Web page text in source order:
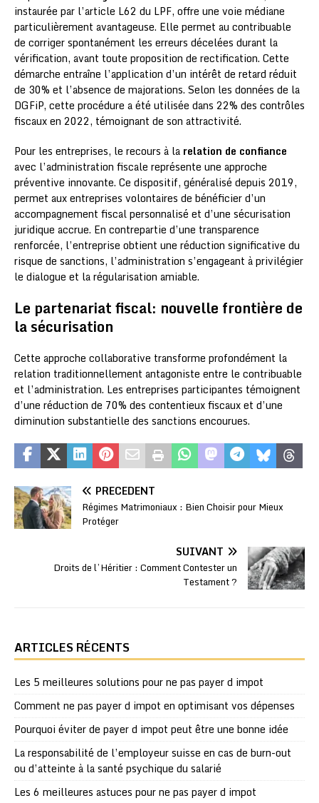
instaurée par l’article L62 du LPF, offre une voie médiane
particulièrement avantageuse. Elle permet au contribuable
de corriger spontanément les erreurs décelées durant la
vérification, avant toute proposition de rectification. Cette
démarche entraîne l’application d’un intérêt de retard réduit
de 30% et l’absence de majorations. Selon les données de la
DGFiP, cette procédure a été utilisée dans 22% des contrôles
fiscaux en 2022, témoignant de son attractivité.
Pour les entreprises, le recours à la relation de confiance
avec l’administration fiscale représente une approche
préventive innovante. Ce dispositif, généralisé depuis 2019,
permet aux entreprises volontaires de bénéficier d’un
accompagnement fiscal personnalisé et d’une sécurisation
juridique accrue. En contrepartie d’une transparence
renforcée, l’entreprise obtient une réduction significative du
risque de sanctions, l’administration s’engageant à privilégier
le dialogue et la régularisation amiable.
Le partenariat fiscal: nouvelle frontière de
la sécurisation
Cette approche collaborative transforme profondément la
relation traditionnellement antagoniste entre le contribuable
et l’administration. Les entreprises participantes témoignent
d’une réduction de 70% des contentieux fiscaux et d’une
diminution substantielle des sanctions encourues.
PRÉCÉDENT
Régimes Matrimoniaux : Bien Choisir pour Mieux
Protéger
SUIVANT
Droits de l’Héritier : Comment Contester un
Testament ?
ARTICLES RÉCENTS
Les 5 meilleures solutions pour ne pas payer d impot
Comment ne pas payer d impot en optimisant vos dépenses
Pourquoi éviter de payer d impot peut être une bonne idée
La responsabilité de l’employeur suisse en cas de burn-out
ou d’atteinte à la santé psychique du salarié
Les 6 meilleures astuces pour ne pas payer d impot